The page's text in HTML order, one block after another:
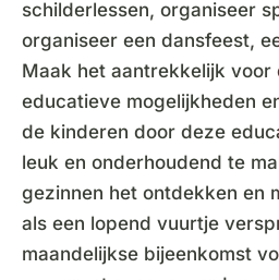
schilderlessen, organiseer
organiseer een dansfeest,
Maak het aantrekkelijk voor
educatieve mogelijkheden
de kinderen door deze
leuk en onderhoudend te
gezinnen het ontdekken en
als een lopend vuurtje
maandelijkse bijeenkomst